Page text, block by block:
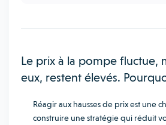
Le prix à la pompe fluctue,
eux, restent élevés.
Réagir aux hausses de prix est une
construire une stratégie qui réduit